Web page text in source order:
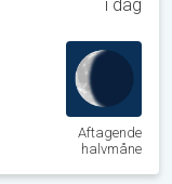
i dag
Aftagende
halvmåne